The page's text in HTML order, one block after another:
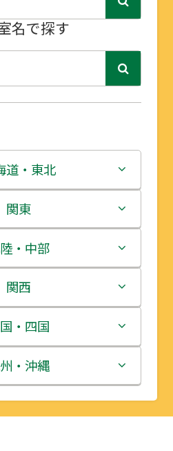
名で探す
道・東北
北海道
青森県
岩手県
宮城県
秋田県
山形県
関東
茨城県
栃木県
群馬県
埼玉県
千葉県
・中部
新潟県
富山県
石川県
福井県
関西
三重県
滋賀県
京都府
・四国
鳥取県
島根県
・沖縄
福岡県